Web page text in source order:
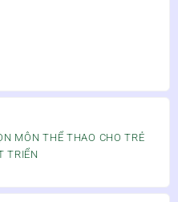
MÔN THỂ THAO CHO TRẺ
TRIỂN